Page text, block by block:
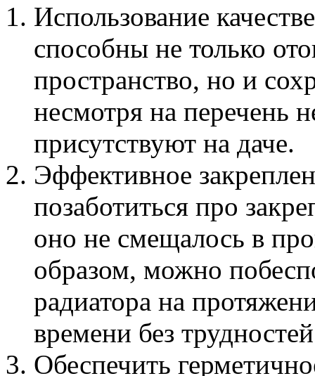
Использование
способны не только
пространство, но и
несмотря на перечень
присутствуют на даче.
Эффективное
позаботиться про
оно не смещалось в
образом, можно
радиатора на
времени без
Обеспечить